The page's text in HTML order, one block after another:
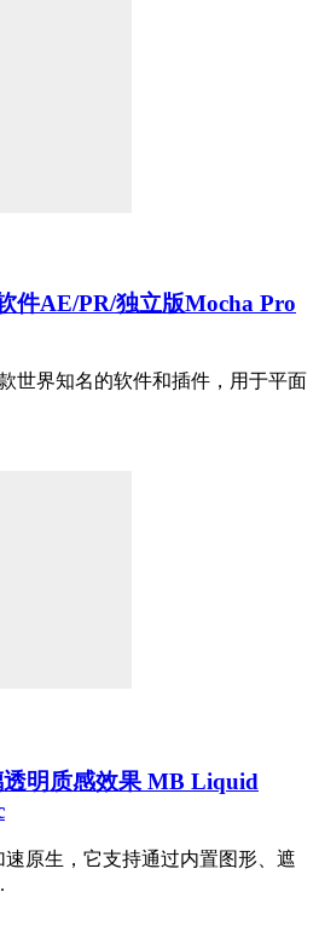
件AE/PR/独立版Mocha Pro
世界知名的软件和插件，用于平面
透明质感效果 MB Liquid
原生，它支持通过内置图形、遮